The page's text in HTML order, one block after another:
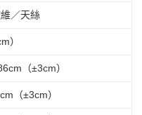
／天絲
）
（±3cm）
（±3cm）